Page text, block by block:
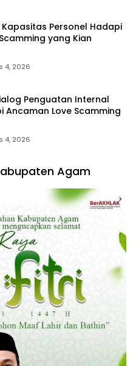
Kapasitas Personel Hadapi
yang Kian
4, 2026
Penguatan Internal
Ancaman Love Scamming
4, 2026
Agam